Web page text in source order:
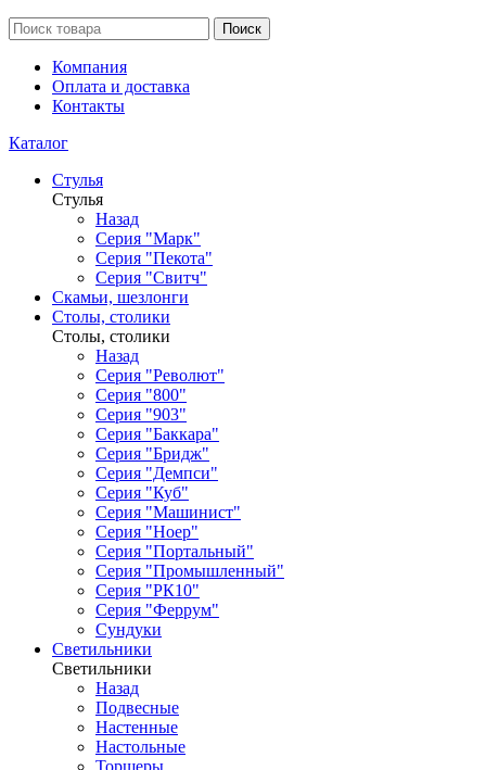
Поиск
Компания
Оплата и доставка
Контакты
Каталог
Стулья
Стулья
Назад
Серия "Марк"
Серия "Пекота"
Серия "Свитч"
Скамьи, шезлонги
Столы, столики
Столы, столики
Назад
Серия "Револют"
Серия "800"
Серия "903"
Серия "Баккара"
Серия "Бридж"
Серия "Демпси"
Серия "Куб"
Серия "Машинист"
Серия "Ноер"
Серия "Портальный"
Серия "Промышленный"
Серия "РК10"
Серия "Феррум"
Сундуки
Светильники
Светильники
Назад
Подвесные
Настенные
Настольные
Торшеры